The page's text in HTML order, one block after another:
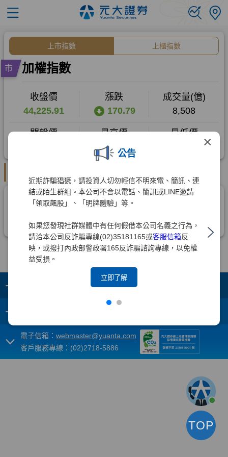
×
公告
近期詐騙猖獗，請投資人切勿輕信不明來電、簡訊、連
結或陌生群組。本公司不會以電話、簡訊或LINE邀請
「領取飆股」、「明牌體驗」等。
如果您發現社群媒體中有任何假借本公司名義之行為，
請洽本公司反詐騙專線(02)35181165或客服信箱反
映，或撥打內政部警政署165反詐騙諮詢專線，以免權
益受損。
立即了解
+
+
電子信箱： webmaster@yuanta.com
客戶服務專線：(02)2718-5886
TOP